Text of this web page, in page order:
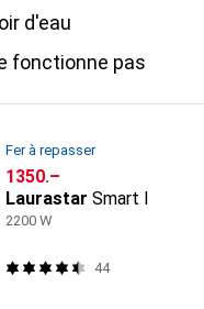
d'eau
fonctionne pas
Fer à repasser
CHF
1350.–
Laurastar Smart I
2200 W
44